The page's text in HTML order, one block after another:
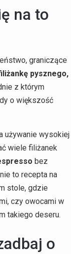
na to
graniczące
pysznego,
z którym
o większość
używanie wysokiej
wiele filiżanek
bez
to recepta na
stole, gdzie
czy owocami w
takiego deseru.
o